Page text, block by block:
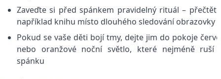
Zaveďte si před spánkem pravidelný rituál –
například knihu místo dlouhého sledování obrazovky
Pokud se vaše děti bojí tmy, dejte jim do pokoje
nebo oranžové noční světlo, které nejméně ruší
spánku